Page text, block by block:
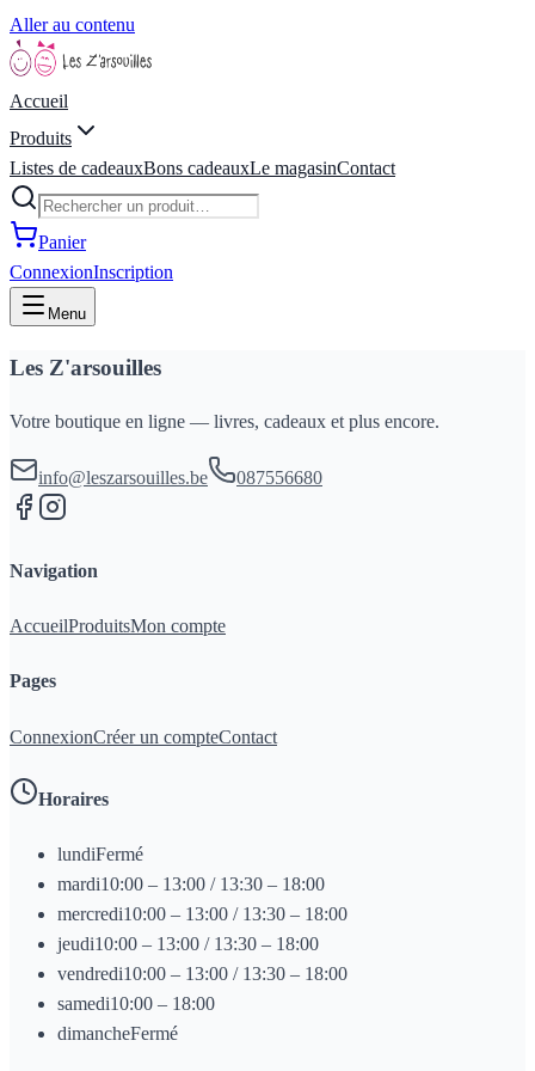
Aller au contenu
Accueil
Produits
Listes de cadeauxBons cadeauxLe magasinContact
Panier
ConnexionInscription
Menu
Les Z'arsouilles
Votre boutique en ligne — livres, cadeaux et plus encore.
info@leszarsouilles.be 087556680
Navigation
AccueilProduitsMon compte
Pages
ConnexionCréer un compteContact
Horaires
lundiFermé
mardi10:00 – 13:00 / 13:30 – 18:00
mercredi10:00 – 13:00 / 13:30 – 18:00
jeudi10:00 – 13:00 / 13:30 – 18:00
vendredi10:00 – 13:00 / 13:30 – 18:00
samedi10:00 – 18:00
dimancheFermé